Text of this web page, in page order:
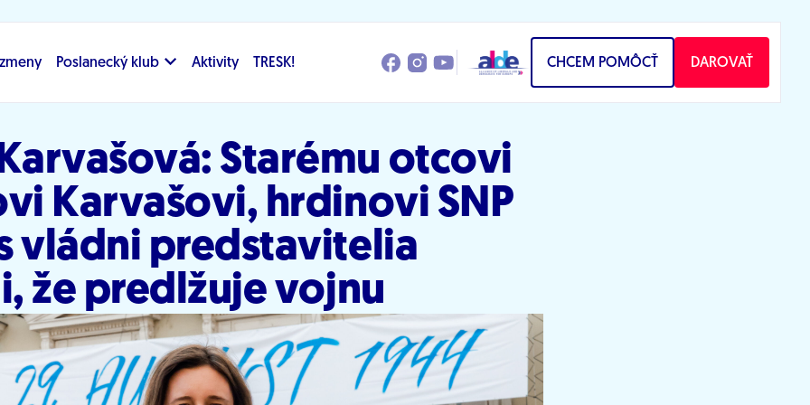
Poslanecký klub Aktivity TRESK! CHCEM POMÔCŤ DAROVAŤ
Starému otcovi
Karvašovi, hrdinovi SNP
vládni predstavitelia
že predlžuje vojnu